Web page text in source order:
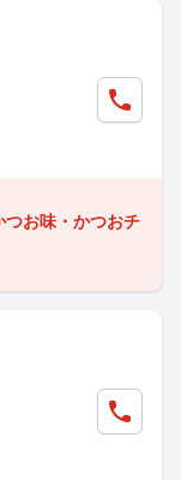
つお味・かつおチ